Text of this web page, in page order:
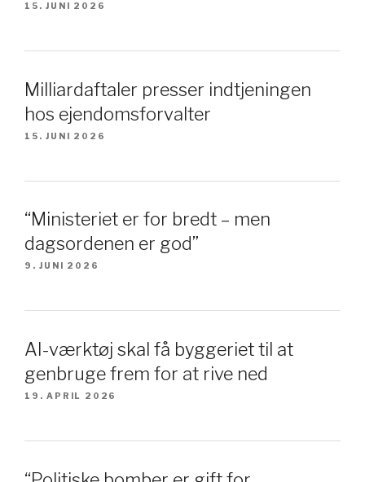
15. JUNI 2026
Milliardaftaler presser indtjeningen
hos ejendomsforvalter
15. JUNI 2026
“Ministeriet er for bredt – men
dagsordenen er god”
9. JUNI 2026
AI-værktøj skal få byggeriet til at
genbruge frem for at rive ned
19. APRIL 2026